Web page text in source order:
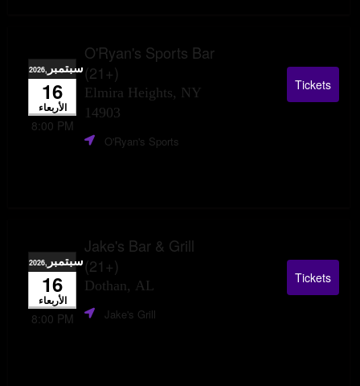
O'Ryan's Sports Bar
(21+)
Elmira Heights, NY
14903
سبتمبر ,2026
16
الأربعاء
8:00 PM
O'Ryan's Sports
Tickets
Jake's Bar & Grill
(21+)
Dothan, AL
سبتمبر ,2026
16
الأربعاء
8:00 PM Jake's Grill
Tickets